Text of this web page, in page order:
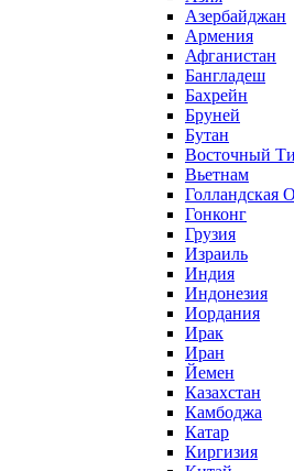
Азербайджан
Армения
Афганистан
Бангладеш
Бахрейн
Бруней
Бутан
Восточный
Вьетнам
Голландская
Гонконг
Грузия
Израиль
Индия
Индонезия
Иордания
Ирак
Иран
Йемен
Казахстан
Камбоджа
Катар
Киргизия